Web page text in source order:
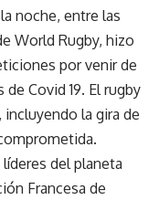
noche, entre las
World Rugby, hizo
por venir de
Covid 19. El rugby
la gira de
del planeta
Francesa de